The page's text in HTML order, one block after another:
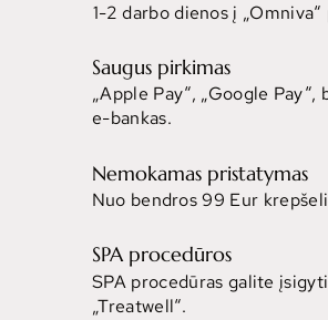
1-2 darbo dienos į
Saugus pirkimas
„Apple Pay“, „Google
e-bankas.
Nemokamas pristatymas
Nuo bendros 99 Eur
SPA procedūros
SPA procedūras galite
„Treatwell“.